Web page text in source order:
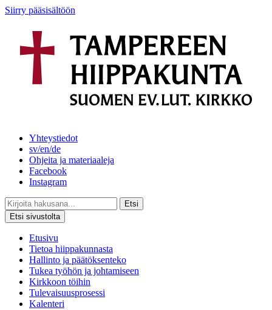
Siirry pääsisältöön
Yhteystiedot
sv/en/de
Ohjeita ja materiaaleja
Facebook
Instagram
Etsi
Etsi sivustolta
Etusivu
Tietoa hiippakunnasta
Hallinto ja päätöksenteko
Tukea työhön ja johtamiseen
Kirkkoon töihin
Tulevaisuusprosessi
Kalenteri